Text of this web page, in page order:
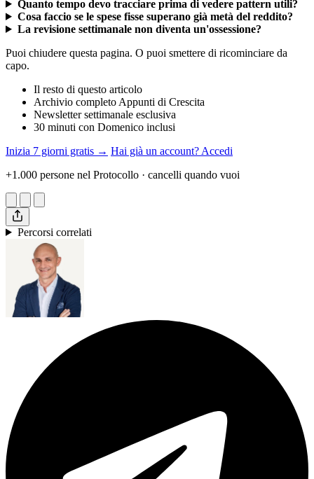
Quanto tempo devo tracciare prima di vedere pattern utili?
Cosa faccio se le spese fisse superano già metà del reddito?
La revisione settimanale non diventa un'ossessione?
Puoi chiudere questa pagina. O puoi smettere di ricominciare da
capo.
Il resto di questo articolo
Archivio completo Appunti di Crescita
Newsletter settimanale esclusiva
30 minuti con Domenico inclusi
Inizia 7 giorni gratis → Hai già un account? Accedi
+1.000 persone nel Protocollo · cancelli quando vuoi
Percorsi correlati